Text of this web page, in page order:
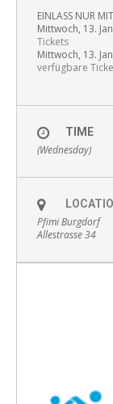
EINLASS NUR
Mittwoch, 13.
Tickets
Mittwoch, 13.
verfügbare
TIME
(Wednesday)
Pfimi Burgdorf
Allestrasse 34